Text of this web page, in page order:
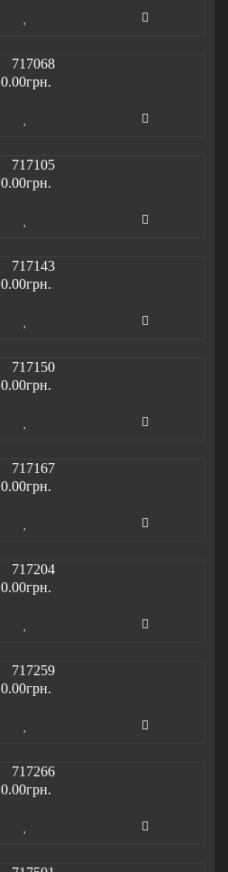
0.00грн.
0.00грн.
0.00грн.
0.00грн.
0.00грн.
0.00грн.
0.00грн.
0.00грн.